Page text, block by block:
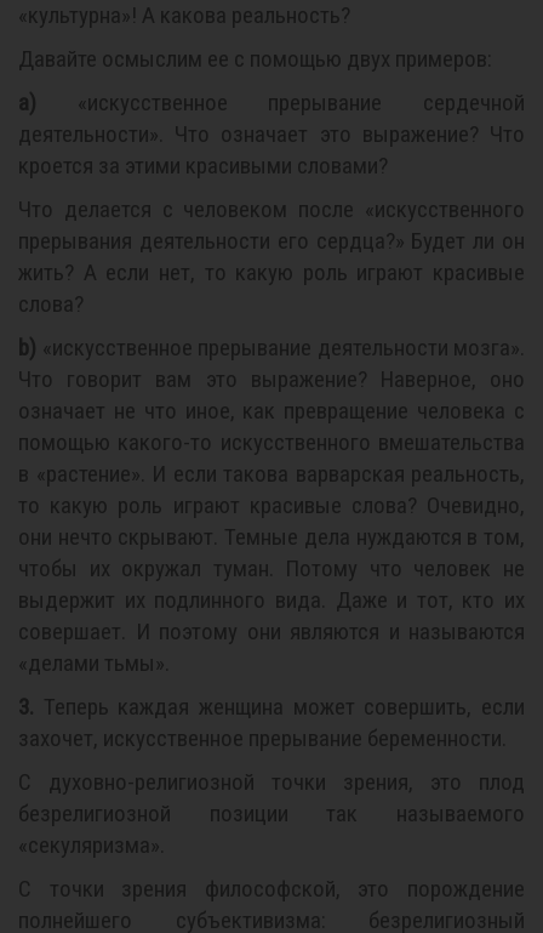
«культурна»! А какова реальность?
Давайте осмыслим ее с помощью двух примеров:
a) «искусственное прерывание сердечной
деятельности». Что означает это выражение? Что
кроется за этими красивыми словами?
Что делается с человеком после «искусственного
прерывания деятельности его сердца?» Будет ли он
жить? А если нет, то какую роль играют красивые
слова?
b) «искусственное прерывание деятельности мозга».
Что говорит вам это выражение? Наверное, оно
означает не что иное, как превращение человека с
помощью какого-то искусственного вмешательства
в «растение». И если такова варварская реальность,
то какую роль играют красивые слова? Очевидно,
они нечто скрывают. Темные дела нуждаются в том,
чтобы их окружал туман. Потому что человек не
выдержит их подлинного вида. Даже и тот, кто их
совершает. И поэтому они являются и называются
«делами тьмы».
3. Теперь каждая женщина может совершить, если
захочет, искусственное прерывание беременности.
С духовно-религиозной точки зрения, это плод
безрелигиозной позиции так называемого
«секуляризма».
С точки зрения философской, это порождение
полнейшего субъективизма: безрелигиозный